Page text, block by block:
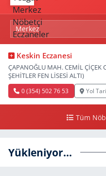
Keskin Eczanesi
ÇAPANOĞLU MAH. CEMİL ÇİÇEK
ŞEHİTLER FEN LİSESİ ALTI)
0 (354) 502 76 53 Yol
Tüm
Yükleniyor...